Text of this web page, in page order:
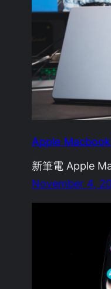
Apple
新筆電 Apple
November 4,